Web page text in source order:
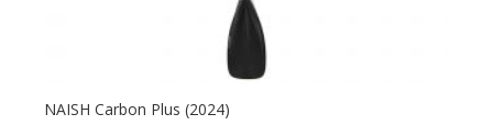
NAISH Carbon Plus (2024)